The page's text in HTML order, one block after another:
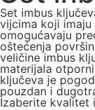
Set imbus
vijcima koji imaju
omogućavaju
oštećenja
veličine imbus
materijala
ključeva je
pouzdan i
Izaberite kvalitet